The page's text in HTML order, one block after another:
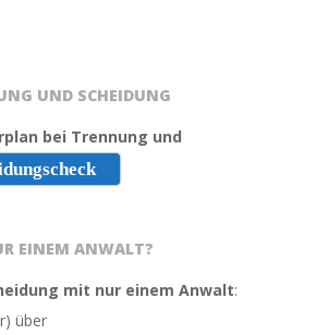
UND SCHEIDUNG
bei Trennung und
EINEM ANWALT?
mit nur einem Anwalt:
über